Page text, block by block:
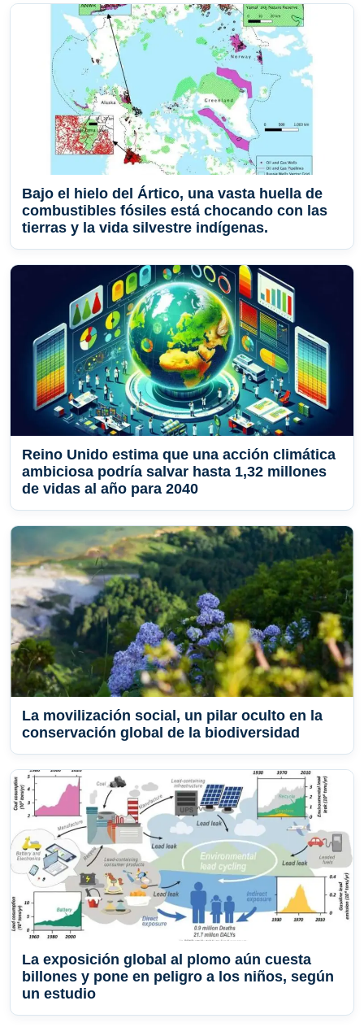
Bajo el hielo del Ártico, una vasta huella de
combustibles fósiles está chocando con las
tierras y la vida silvestre indígenas.
Reino Unido estima que una acción climática
ambiciosa podría salvar hasta 1,32 millones
de vidas al año para 2040
La movilización social, un pilar oculto en la
conservación global de la biodiversidad
La exposición global al plomo aún cuesta
billones y pone en peligro a los niños, según
un estudio